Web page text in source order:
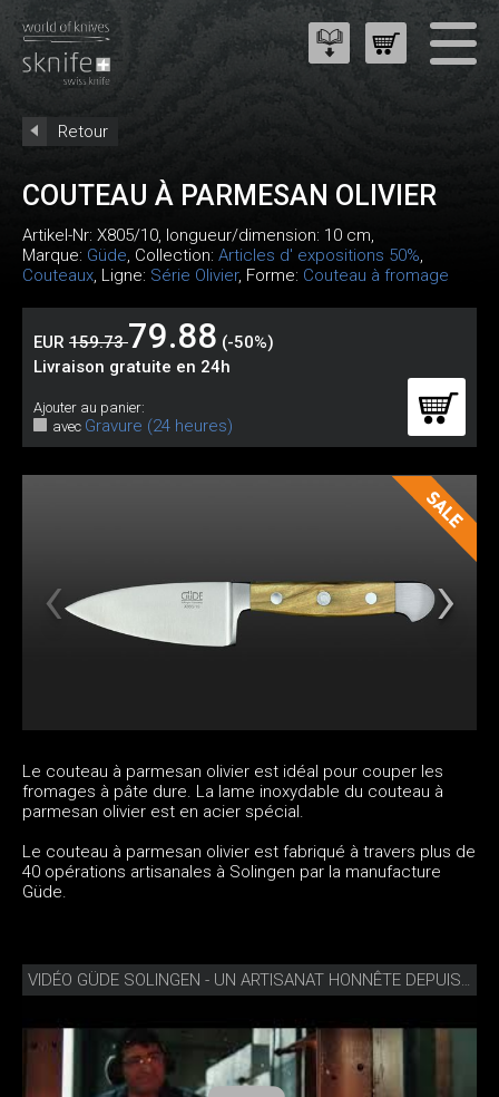
Retour
COUTEAU À PARMESAN OLIVIER
Artikel-Nr: X805/10, longueur/dimension: 10 cm,
Marque: Güde, Collection: Articles d' expositions 50%,
Couteaux, Ligne: Série Olivier, Forme: Couteau à fromage
EUR 159.7379.88 (-50%)
Livraison gratuite en 24h
Ajouter au panier:
avec Gravure (24 heures)
Le couteau à parmesan olivier est idéal pour couper les
fromages à pâte dure. La lame inoxydable du couteau à
parmesan olivier est en acier spécial.
Le couteau à parmesan olivier est fabriqué à travers plus de
40 opérations artisanales à Solingen par la manufacture
Güde.